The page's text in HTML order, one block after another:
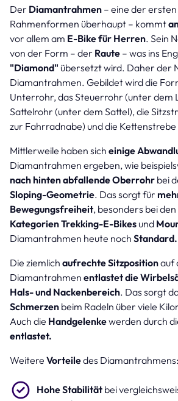
Der Diamantrahmen – eine der
Rahmenformen überhaupt – kommt
vor allem am E-Bike für Herren. Sein
von der Form – der Raute – was ins
"Diamond" übersetzt wird. Daher der
Diamantrahmen. Gebildet wird die
Unterrohr, das Steuerrohr (unter dem
Sattelrohr (unter dem Sattel), die
zur Fahrradnabe) und die
Mittlerweile haben sich einige
Diamantrahmen ergeben, wie
nach hinten abfallende Oberrohr bei
Sloping-Geometrie. Das sorgt für
Bewegungsfreiheit, besonders bei den
Kategorien Trekking-E-Bikes und
Diamantrahmen heute noch Standard.
Die ziemlich aufrechte Sitzpositionauf
Diamantrahmen entlastet die
Hals- und Nackenbereich. Das sorgt
Schmerzen beim Radeln über viele
Auch die Handgelenkewerden durch
entlastet.
Weitere Vorteiledes Diamantrahmens:
Hohe Stabilität bei